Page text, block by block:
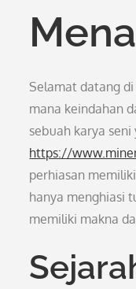
Selamat datang
mana keindahan
sebuah karya
https://
perhiasan
hanya menghiasi
memiliki makna